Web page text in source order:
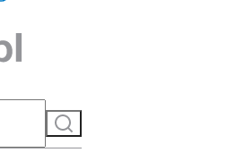
Szukaj